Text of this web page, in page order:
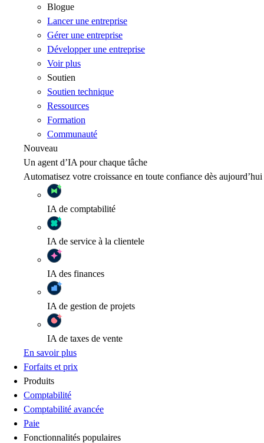
Blogue
Lancer une entreprise
Gérer une entreprise
Développer une entreprise
Voir plus
Soutien
Soutien technique
Ressources
Formation
Communauté
Nouveau
Un agent d’IA pour chaque tâche
Automatisez votre croissance en toute confiance dès aujourd’hui
IA de comptabilité
IA de service à la clientele
IA des finances
IA de gestion de projets
IA de taxes de vente
En savoir plus
Forfaits et prix
Produits
Comptabilité
Comptabilité avancée
Paie
Fonctionnalités populaires